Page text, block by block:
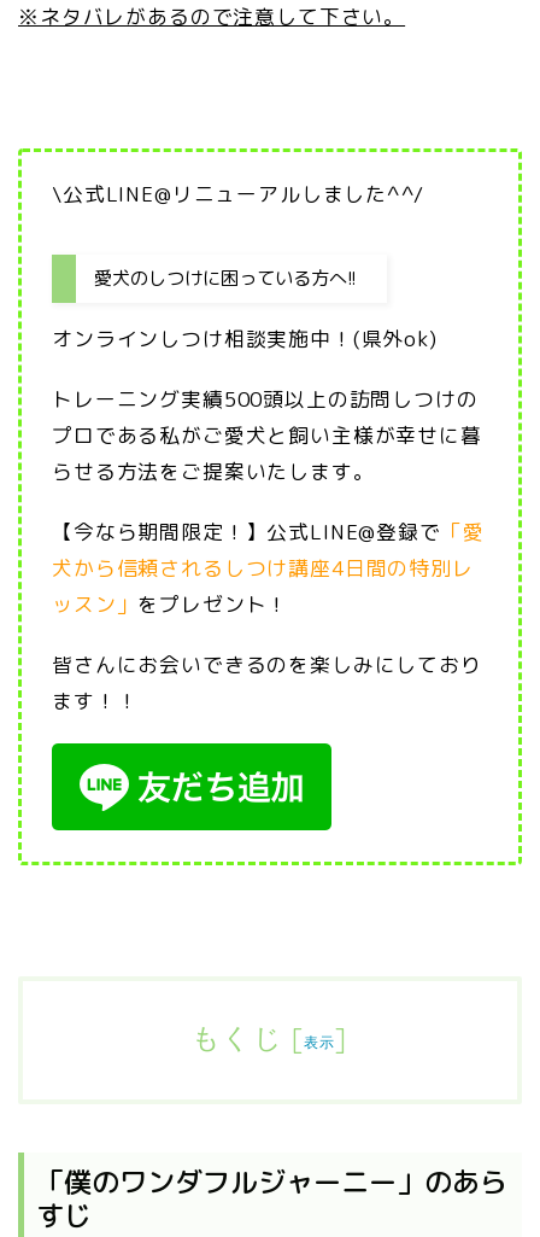
※ネタバレがあるので注意して下さい。
\公式LINE@リニューアルしました^^/
愛犬のしつけに困っている方へ!!
オンラインしつけ相談実施中！(県外ok)
トレーニング実績500頭以上の訪問しつけの
プロである私がご愛犬と飼い主様が幸せに暮
らせる方法をご提案いたします。
【今なら期間限定！】公式LINE@登録で 「愛
犬から信頼されるしつけ講座4日間の特別レ
ッスン」 をプレゼント！
皆さんにお会いできるのを楽しみにしており
ます！！
もくじ [表示]
「僕のワンダフルジャーニー」のあら
すじ